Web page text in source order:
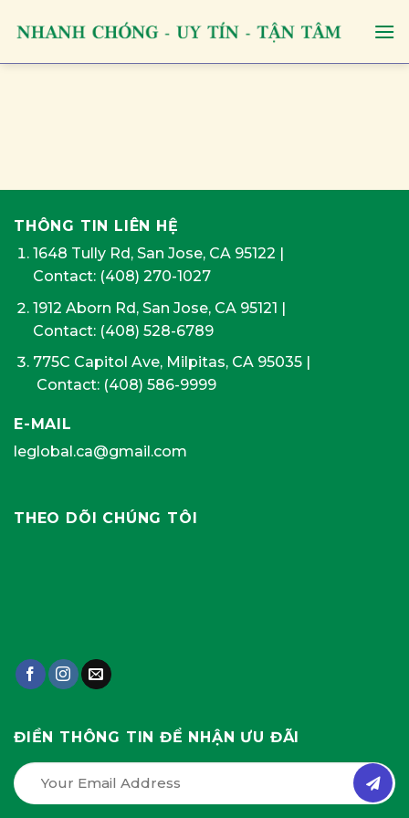
THÔNG TIN LIÊN HỆ
1648 Tully Rd, San Jose, CA 95122 |
Contact: (408) 270-1027
1912 Aborn Rd, San Jose, CA 95121 |
Contact: (408) 528-6789
775C Capitol Ave, Milpitas, CA 95035|
Contact: (408) 586-9999
E-MAIL
leglobal.ca@gmail.com
THEO DÕI CHÚNG TÔI
ĐIỀN THÔNG TIN ĐỂ NHẬN ƯU ĐÃI